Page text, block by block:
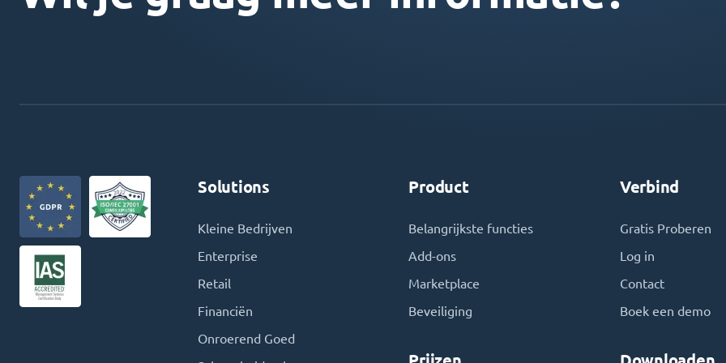
Solutions
Kleine Bedrijven
Enterprise
Retail
Financiën
Onroerend Goed
Product
Belangrijkste functies
Add-ons
Marketplace
Beveiliging
Verbind
Gratis Proberen
Log in
Contact
Boek een demo